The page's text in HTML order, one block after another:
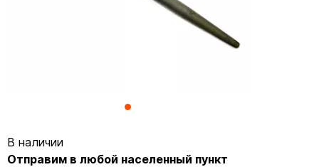
В наличии
Отправим в любой населенный пункт